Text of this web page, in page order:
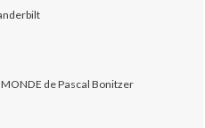
de Pascal Bonitzer